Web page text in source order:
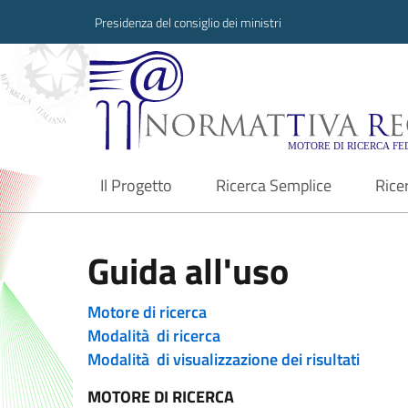
Presidenza del consiglio dei ministri
Normattiva
Il Progetto
current Ricerca Semplice
Guida all'uso
Motore di ricerca
Modalità di ricerca
Modalità di visualizzazione dei risultati
MOTORE DI RICERCA